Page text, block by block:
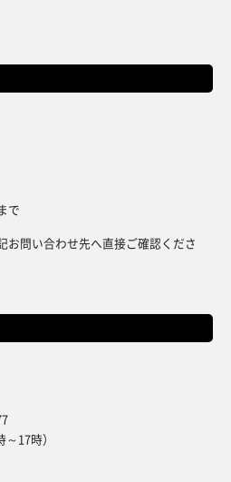
で
問い合わせ先へ直接ご確認くださ
17時）